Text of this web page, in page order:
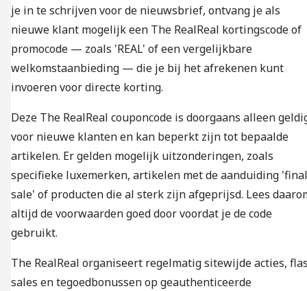
je in te schrijven voor de nieuwsbrief, ontvang je als
nieuwe klant mogelijk een The RealReal kortingscode of
promocode — zoals 'REAL' of een vergelijkbare
welkomstaanbieding — die je bij het afrekenen kunt
invoeren voor directe korting.
Deze The RealReal couponcode is doorgaans alleen
voor nieuwe klanten en kan beperkt zijn tot bepaalde
artikelen. Er gelden mogelijk uitzonderingen, zoals
specifieke luxemerken, artikelen met de aanduiding 'final
sale' of producten die al sterk zijn afgeprijsd. Lees
altijd de voorwaarden goed door voordat je de code
gebruikt.
The RealReal organiseert regelmatig sitewijde acties,
sales en tegoedbonussen op geauthenticeerde